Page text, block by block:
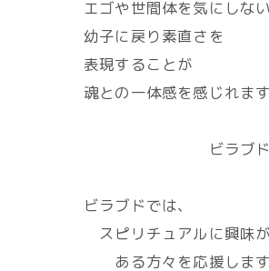
エゴや世間体を気にしな
幼子に戻り素直さを
表現することが
魂との一体感を感じれま
ビラブド
ビラブドでは、
スピリチュアルに興味が
ある方々を応援しま